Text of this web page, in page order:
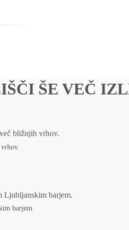
ŠE VEČ
barjem.